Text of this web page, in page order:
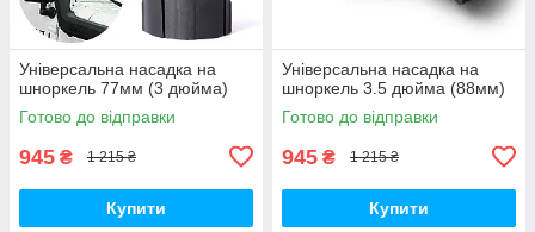
Універсальна насадка на
шноркель 77мм (3 дюйма)
Готово до відправки
945 ₴ 1 215 ₴
Купити
Універсальна насадка на
шноркель 3.5 дюйма (88мм)
Готово до відправки
945 ₴ 1 215 ₴
Купити